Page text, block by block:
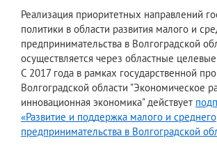
Реализация приоритетных направлений
политики в области развития малого и
предпринимательства в Волгоградской
осуществляется через областные
С 2017 года в рамках государственной
Волгоградской области "Экономическое
инновационная экономика" действует
«Развитие и поддержка малого и среднего
предпринимательства в Волгоградской